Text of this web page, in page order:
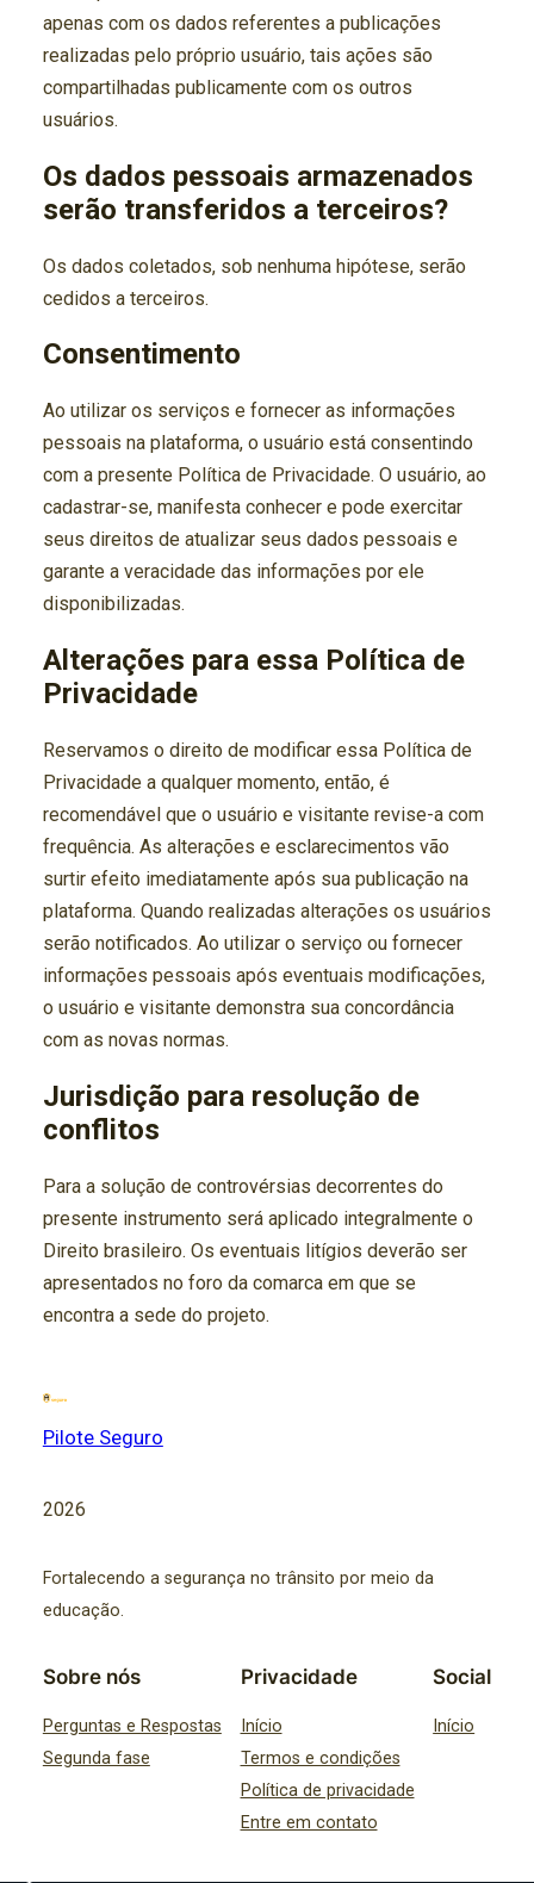
apenas com os dados referentes a publicações
realizadas pelo próprio usuário, tais ações são
compartilhadas publicamente com os outros
usuários.
Os dados pessoais armazenados
serão transferidos a terceiros?
Os dados coletados, sob nenhuma hipótese, serão
cedidos a terceiros.
Consentimento
Ao utilizar os serviços e fornecer as informações
pessoais na plataforma, o usuário está consentindo
com a presente Política de Privacidade. O usuário, ao
cadastrar-se, manifesta conhecer e pode exercitar
seus direitos de atualizar seus dados pessoais e
garante a veracidade das informações por ele
disponibilizadas.
Alterações para essa Política de
Privacidade
Reservamos o direito de modificar essa Política de
Privacidade a qualquer momento, então, é
recomendável que o usuário e visitante revise-a com
frequência. As alterações e esclarecimentos vão
surtir efeito imediatamente após sua publicação na
plataforma. Quando realizadas alterações os usuários
serão notificados. Ao utilizar o serviço ou fornecer
informações pessoais após eventuais modificações,
o usuário e visitante demonstra sua concordância
com as novas normas.
Jurisdição para resolução de
conflitos
Para a solução de controvérsias decorrentes do
presente instrumento será aplicado integralmente o
Direito brasileiro. Os eventuais litígios deverão ser
apresentados no foro da comarca em que se
encontra a sede do projeto.
Pilote Seguro
2026
Fortalecendo a segurança no trânsito por meio da
educação.
Sobre nós
Perguntas e Respostas
Segunda fase
Privacidade
Início
Termos e condições
Política de privacidade
Entre em contato
Social
Início